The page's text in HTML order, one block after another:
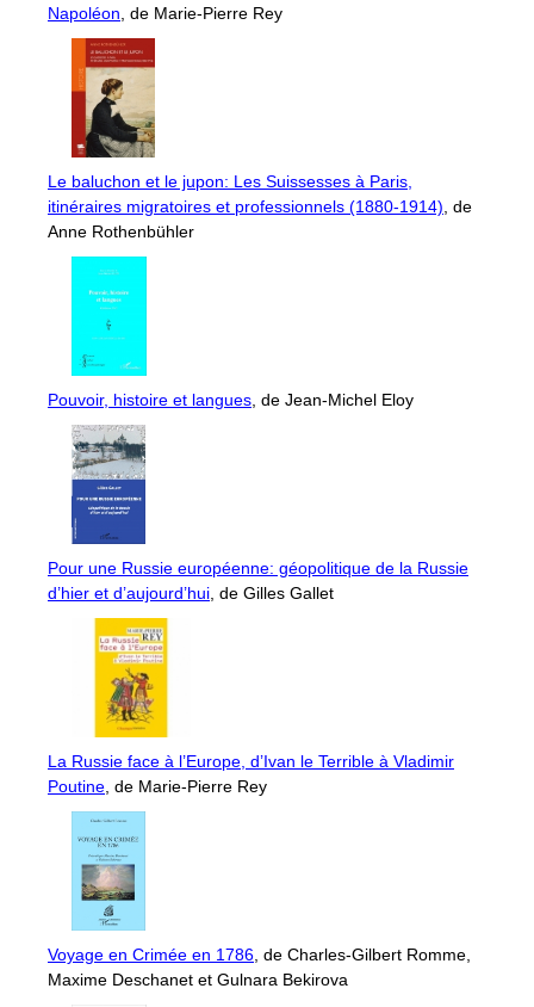
Napoléon , de Marie-Pierre Rey
Le baluchon et le jupon: Les Suissesses à Paris,
itinéraires migratoires et professionnels (1880-1914) , de
Anne Rothenbühler
Pouvoir, histoire et langues , de Jean-Michel Eloy
Pour une Russie européenne: géopolitique de la Russie
d’hier et d’aujourd’hui , de Gilles Gallet
La Russie face à l’Europe, d’Ivan le Terrible à Vladimir
Poutine , de Marie-Pierre Rey
Voyage en Crimée en 1786 , de Charles-Gilbert Romme,
Maxime Deschanet et Gulnara Bekirova